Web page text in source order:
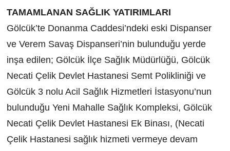
TAMAMLANAN SAĞLIK YATIRIMLARI
Gölcük’te Donanma Caddesi’ndeki eski Dispanser
ve Verem Savaş Dispanseri’nin bulunduğu yerde
inşa edilen; Gölcük İlçe Sağlık Müdürlüğü, Gölcük
Necati Çelik Devlet Hastanesi Semt Polikliniği ve
Gölcük 3 nolu Acil Sağlık Hizmetleri İstasyonu’nun
bulunduğu Yeni Mahalle Sağlık Kompleksi, Gölcük
Necati Çelik Devlet Hastanesi Ek Binası, (Necati
Çelik Hastanesi sağlık hizmeti vermeye devam